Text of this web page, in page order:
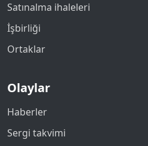
Satınalma ihaleleri
İşbirliği
Ortaklar
Olaylar
Haberler
Sergi takvimi